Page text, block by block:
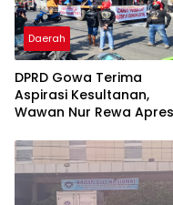
Daerah
DPRD Gowa Terima
Aspirasi Kesultanan,
Wawan Nur Rewa